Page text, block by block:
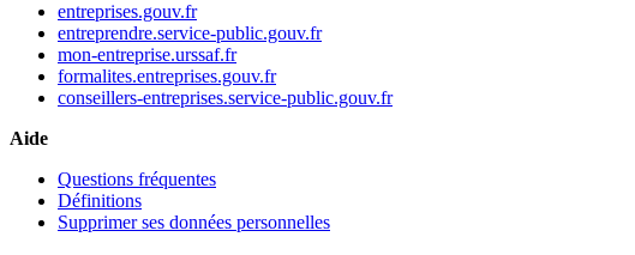
entreprises.gouv.fr
entreprendre.service-public.gouv.fr
mon-entreprise.urssaf.fr
formalites.entreprises.gouv.fr
conseillers-entreprises.service-public.gouv.fr
Aide
Questions fréquentes
Définitions
Supprimer ses données personnelles